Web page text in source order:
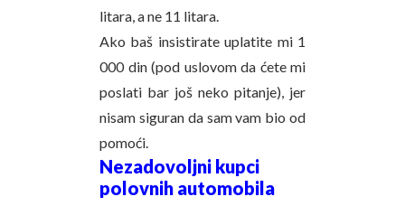
litara, a ne 11 litara.
Ako baš insistirate uplatite mi 1
000 din (pod uslovom da ćete mi
poslati bar još neko pitanje), jer
nisam siguran da sam vam bio od
pomoći.
Nezadovoljni kupci
polovnih automobila